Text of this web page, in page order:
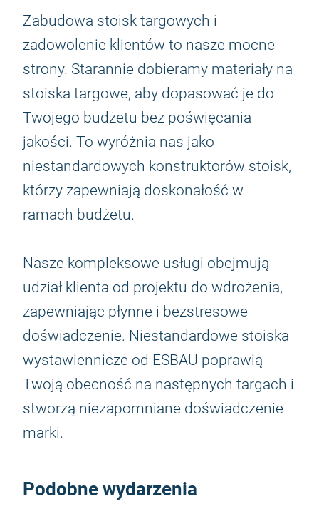
Zabudowa stoisk targowych i
zadowolenie klientów to nasze mocne
strony. Starannie dobieramy materiały na
stoiska targowe, aby dopasować je do
Twojego budżetu bez poświęcania
jakości. To wyróżnia nas jako
niestandardowych konstruktorów stoisk,
którzy zapewniają doskonałość w
ramach budżetu.
Nasze kompleksowe usługi obejmują
udział klienta od projektu do wdrożenia,
zapewniając płynne i bezstresowe
doświadczenie. Niestandardowe stoiska
wystawiennicze od ESBAU poprawią
Twoją obecność na następnych targach i
stworzą niezapomniane doświadczenie
marki.
Podobne wydarzenia